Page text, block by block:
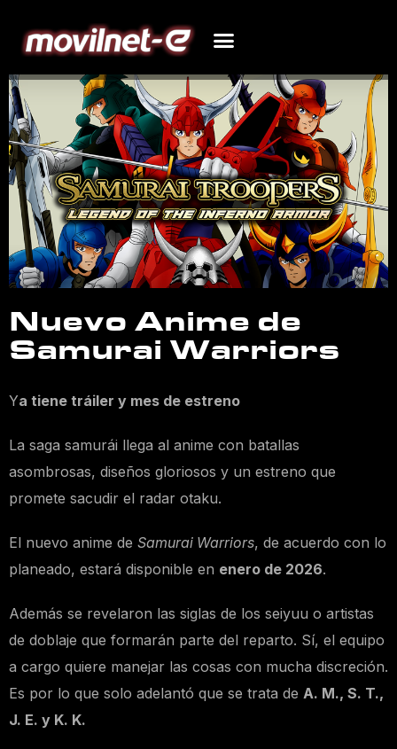
Nuevo Anime de
Samurai Warriors
Ya tiene tráiler y mes de estreno
La saga samurái llega al anime con batallas
asombrosas, diseños gloriosos y un estreno que
promete sacudir el radar otaku.
El nuevo anime de Samurai Warriors, de acuerdo con lo
planeado, estará disponible en enero de 2026.
Además se revelaron las siglas de los seiyuu o artistas
de doblaje que formarán parte del reparto. Sí, el equipo
a cargo quiere manejar las cosas con mucha discreción.
Es por lo que solo adelantó que se trata de A. M., S. T.,
J. E. y K. K.